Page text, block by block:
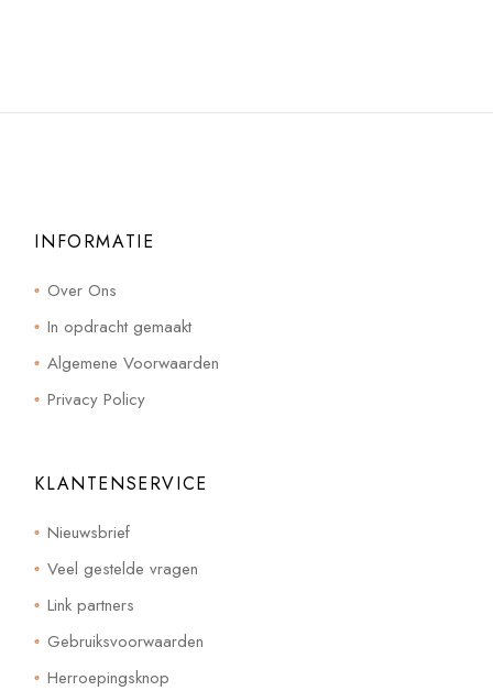
INFORMATIE
Over Ons
In opdracht gemaakt
Algemene Voorwaarden
Privacy Policy
KLANTENSERVICE
Nieuwsbrief
Veel gestelde vragen
Link partners
Gebruiksvoorwaarden
Herroepingsknop